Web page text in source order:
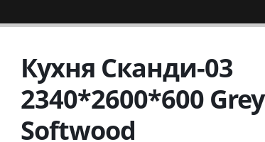
Кухня Сканди-03
2340*2600*600 Grey
Softwood